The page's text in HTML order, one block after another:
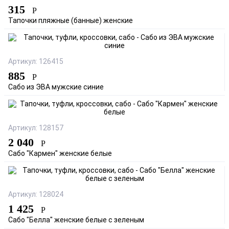
315 Р
Тапочки пляжные (банные) женские
Артикул: 126415
885 Р
Сабо из ЭВА мужские синие
Артикул: 128157
2 040 Р
Сабо "Кармен" женские белые
Артикул: 128024
1 425 Р
Сабо "Белла" женские белые с зеленым